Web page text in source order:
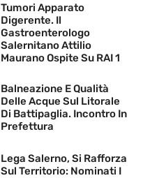
Tumori Apparato
Digerente. Il
Gastroenterologo
Salernitano Attilio
Maurano Ospite Su RAI 1
Balneazione E Qualità
Delle Acque Sul Litorale
Di Battipaglia. Incontro In
Prefettura
Lega Salerno, Si Rafforza
Sul Territorio: Nominati I